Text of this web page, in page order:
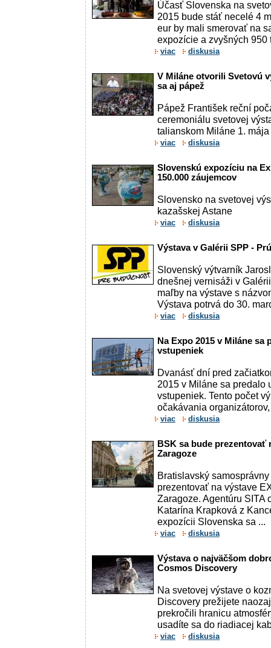
Účasť Slovenska na
2015 bude stáť necelé 4
eur by mali smerovať na
expozície a zvyšných 950
viac diskusia
V Miláne otvorili Svetovú
sa aj pápež
Pápež František reční
ceremoniálu svetovej
talianskom Miláne 1.
viac diskusia
Slovenskú expozíciu na
150.000 záujemcov
Slovensko na svetovej
kazašskej Astane
viac diskusia
Výstava v Galérii SPP -
Slovenský výtvarník
dnešnej vernisáži v
maľby na výstave s
Výstava potrvá do 30.
viac diskusia
Na Expo 2015 v Miláne
vstupeniek
Dvanásť dní pred
2015 v Miláne sa predalo
vstupeniek. Tento počet
očakávania
viac diskusia
BSK sa bude prezentovať
Zaragoze
Bratislavský
prezentovať na výstave
Zaragoze. Agentúru SITA
Katarína Krapková z
expozícii Slovenska sa ...
viac diskusia
Výstava o najväčšom
Cosmos Discovery
Na svetovej výstave o
Discovery prežijete
prekročili hranicu
usadíte sa do riadiacej
viac diskusia